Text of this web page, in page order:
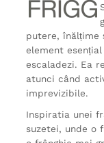
putere, înălțime
element
escaladezi. Ea
atunci când
imprevizibile.
Inspiratia unei
suzetei, unde o